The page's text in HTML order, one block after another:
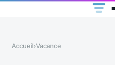
Accueil›Vacance